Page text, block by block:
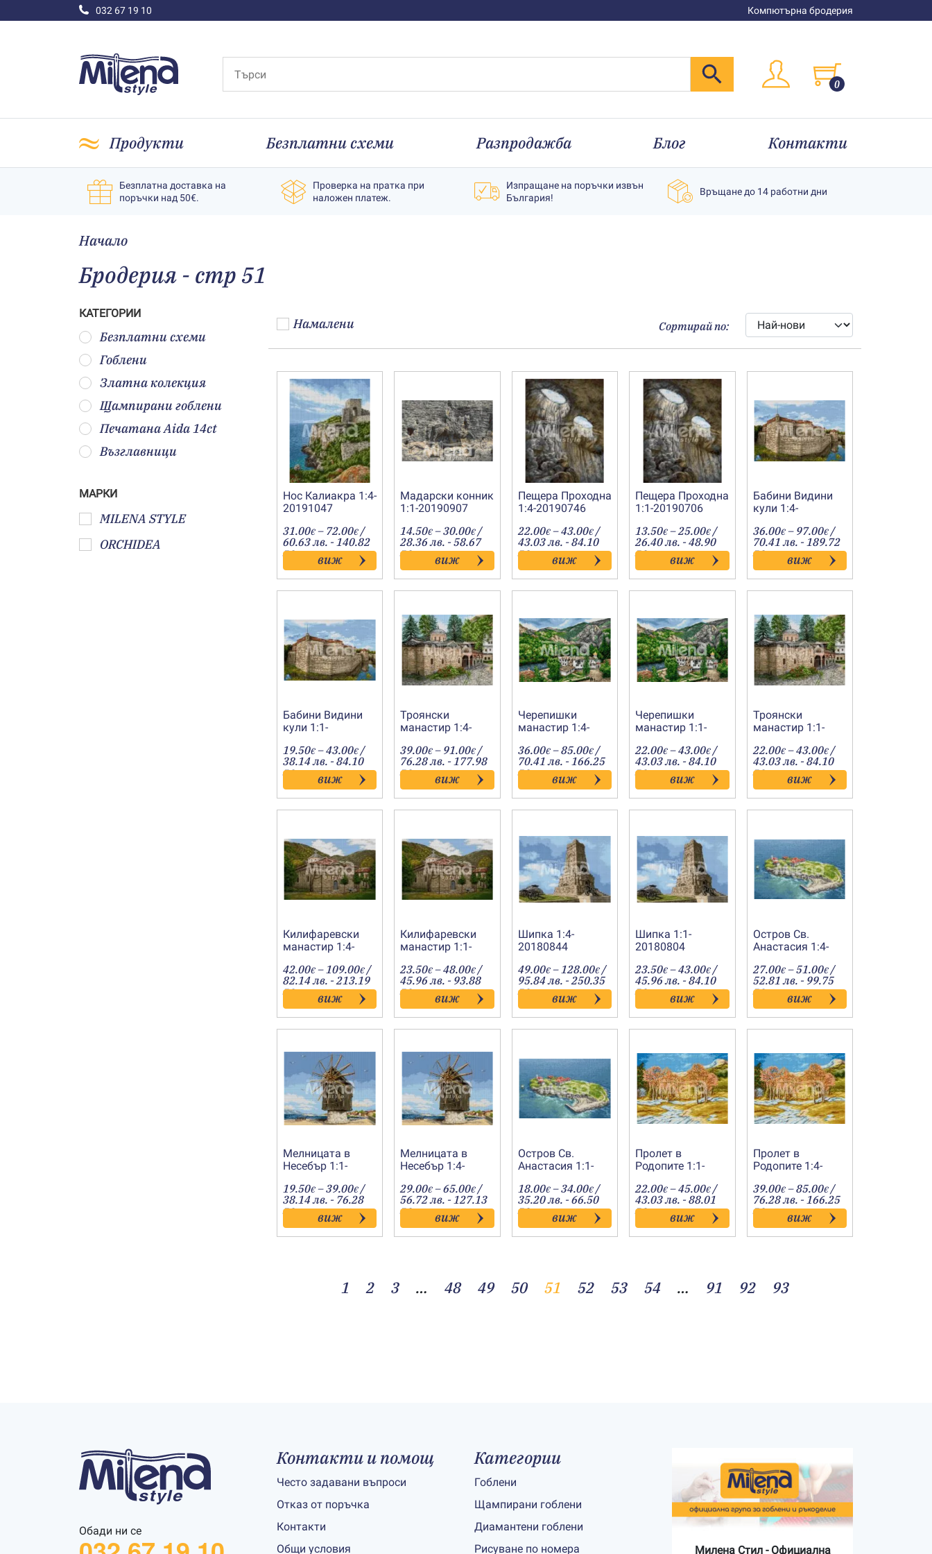
032 67 19 10 Компютърна бродерия
0
Продукти Безплатни схеми Разпродажба Блог Контакти
Безплатна доставка на
поръчки над 50€.
Проверка на пратка при
наложен платеж.
Изпращане на поръчки извън
България!
Връщане до 14 работни дни
Начало
Бродерия - стр 51
КАТЕГОРИИ
Безплатни схеми
Гоблени
Златна колекция
Щампирани гоблени
Печатана Aida 14ct
Възглавници
МАРКИ
MILENA STYLE
ORCHIDEA
Намалени Сортирай по:
Нос Калиакра 1:4-
20191047
31.00€ – 72.00€Price
range:
31.00€
through
72.00€
/
60.63 лв. - 140.82
лв. виж
Мадарски конник
1:1-20190907
14.50€ –30.00€Price
range:
14.50€
through
30.00€
/
28.36 лв. - 58.67
лв. виж
Пещера Проходна
1:4-20190746
22.00€ –43.00€Price
range:
22.00€
through
43.00€
/
43.03 лв. - 84.10
лв. виж
Пещера Проходна
1:1-20190706
13.50€ –25.00€Price
range:
13.50€
through
25.00€
/
26.40 лв. - 48.90
лв. виж
Бабини Видини
кули 1:4-
36.00€ – 97.00€Price
range:
36.00€
through
97.00€
/
70.41 лв. - 189.72
лв. виж
Бабини Видини
кули 1:1-
19.50€ –43.00€Price
range:
19.50€
through
43.00€
/
38.14 лв. - 84.10
лв. виж
Троянски
манастир 1:4-
39.00€ – 91.00€Price
range:
39.00€
through
91.00€
/
76.28 лв. - 177.98
лв. виж
Черепишки
манастир 1:4-
36.00€ –85.00€Price
range:
36.00€
through
85.00€
/
70.41 лв. - 166.25
лв. виж
Черепишки
манастир 1:1-
22.00€ –43.00€Price
range:
22.00€
through
43.00€
/
43.03 лв. - 84.10
лв. виж
Троянски
манастир 1:1-
22.00€ –43.00€Price
range:
22.00€
through
43.00€
/
43.03 лв. - 84.10
лв. виж
Килифаревски
манастир 1:4-
42.00€ –109.00€Price
range:
42.00€
through
109.00€
/
82.14 лв. - 213.19
лв. виж
Килифаревски
манастир 1:1-
23.50€ –48.00€Price
range:
23.50€
through
48.00€
/
45.96 лв. - 93.88
лв. виж
Шипка 1:4-
20180844
49.00€ –128.00€Price
range:
49.00€
through
128.00€
/
95.84 лв. - 250.35
лв. виж
Шипка 1:1-
20180804
23.50€ –43.00€Price
range:
23.50€
through
43.00€
/
45.96 лв. - 84.10
лв. виж
Остров Св.
Анастасия 1:4-
27.00€ –51.00€Price
range:
27.00€
through
51.00€
/
52.81 лв. - 99.75
лв. виж
Мелницата в
Несебър 1:1-
19.50€ –39.00€Price
range:
19.50€
through
39.00€
/
38.14 лв. - 76.28
лв. виж
Мелницата в
Несебър 1:4-
29.00€ –65.00€Price
range:
29.00€
through
65.00€
/
56.72 лв. - 127.13
лв. виж
Остров Св.
Анастасия 1:1-
18.00€ –34.00€Price
range:
18.00€
through
34.00€
/
35.20 лв. - 66.50
лв. виж
Пролет в
Родопите 1:1-
22.00€ –45.00€Price
range:
22.00€
through
45.00€
/
43.03 лв. - 88.01
лв. виж
Пролет в
Родопите 1:4-
39.00€ –85.00€Price
range:
39.00€
through
85.00€
/
76.28 лв. - 166.25
лв. виж
1 2 3 … 48 49 50 51 52 53 54 … 91 92 93
Обади ни се
Контакти и помощ
Често задавани въпроси
Отказ от поръчка
Контакти
Общи условия
Категории
Гоблени
Щампирани гоблени
Диамантени гоблени
Рисуване по номера
Милена Стил - Официална